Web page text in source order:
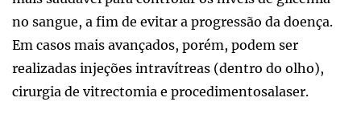
no sangue, a fim de evitar a progressão da doença.
Em casos mais avançados, porém, podem ser
realizadas injeções intravítreas (dentro do olho),
cirurgia de vitrectomia e procedimentosalaser.